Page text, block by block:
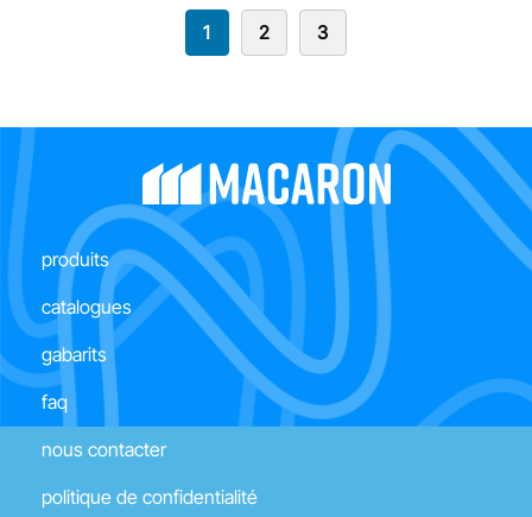
1 2 3
produits
catalogues
gabarits
faq
nous contacter
politique de confidentialité